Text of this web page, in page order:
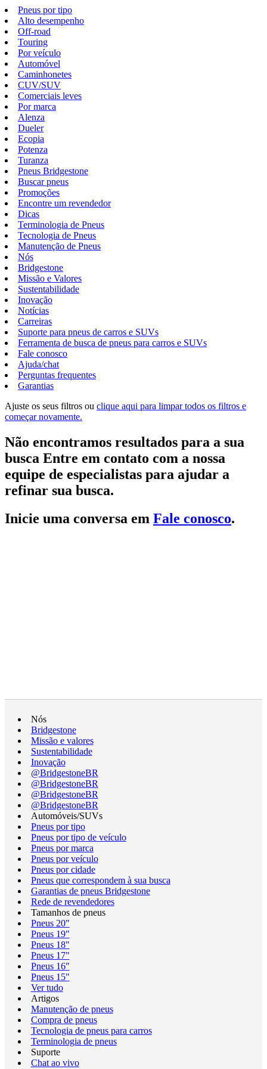
Pneus por tipo
Alto desempenho
Off-road
Touring
Por veículo
Automóvel
Caminhonetes
CUV/SUV
Comerciais leves
Por marca
Alenza
Dueler
Ecopia
Potenza
Turanza
Pneus Bridgestone
Buscar pneus
Promoções
Encontre um revendedor
Dicas
Terminologia de Pneus
Tecnologia de Pneus
Manutenção de Pneus
Nós
Bridgestone
Missão e Valores
Sustentabilidade
Inovação
Notícias
Carreiras
Suporte para pneus de carros e SUVs
Ferramenta de busca de pneus para carros e SUVs
Fale conosco
Ajuda/chat
Perguntas frequentes
Garantias
Ajuste os seus filtros ou clique aqui para limpar todos os filtros e
começar novamente.
Não encontramos resultados para a sua
busca Entre em contato com a nossa
equipe de especialistas para ajudar a
refinar sua busca.
Inicie uma conversa em Fale conosco.
Nós
Bridgestone
Missão e valores
Sustentabilidade
Inovação
@BridgestoneBR
@BridgestoneBR
@BridgestoneBR
@BridgestoneBR
Automóveis/SUVs
Pneus por tipo
Pneus por tipo de veículo
Pneus por marca
Pneus por veículo
Pneus por cidade
Pneus que correspondem à sua busca
Garantias de pneus Bridgestone
Rede de revendedores
Tamanhos de pneus
Pneus 20"
Pneus 19"
Pneus 18"
Pneus 17"
Pneus 16"
Pneus 15"
Ver tudo
Artigos
Manutenção de pneus
Compra de pneus
Tecnologia de pneus para carros
Terminologia de pneus
Suporte
Chat ao vivo